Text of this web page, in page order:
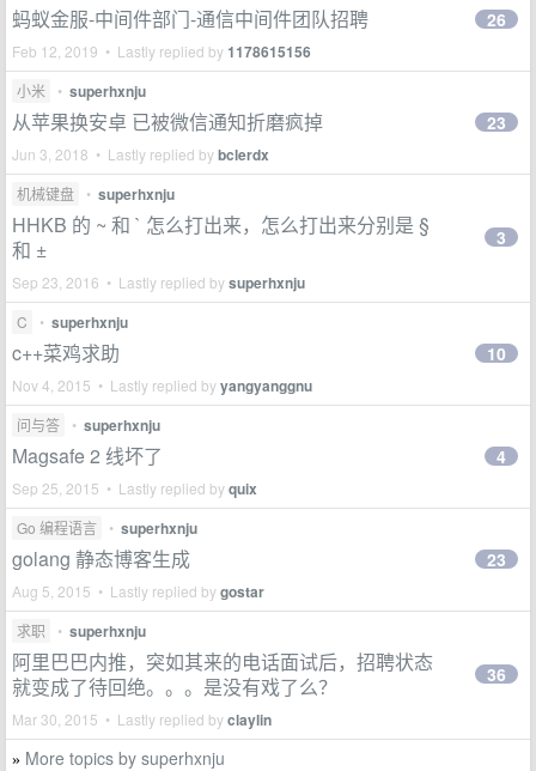
蚂蚁金服-中间件部门-通信中间件团队招聘
Feb 12, 2019 • Lastly replied by1178615156
26
小米 • superhxnju
从苹果换安卓 已被微信通知折磨疯掉
Jun 3, 2018 • Lastly replied bybclerdx
23
机械键盘 • superhxnju
HHKB 的 ~ 和 ` 怎么打出来，怎么打出来分别是 §
和 ±
Sep 23, 2016 • Lastly replied bysuperhxnju
3
C • superhxnju
c++菜鸡求助
Nov 4, 2015 • Lastly replied byyangyanggnu
10
问与答 • superhxnju
Magsafe 2 线坏了
Sep 25, 2015 • Lastly replied byquix
4
Go 编程语言 • superhxnju
golang 静态博客生成
Aug 5, 2015 • Lastly replied bygostar
23
求职 • superhxnju
阿里巴巴内推，突如其来的电话面试后，招聘状态
就变成了待回绝。。。是没有戏了么？
Mar 30, 2015 • Lastly replied byclaylin
36
» More topics by superhxnju